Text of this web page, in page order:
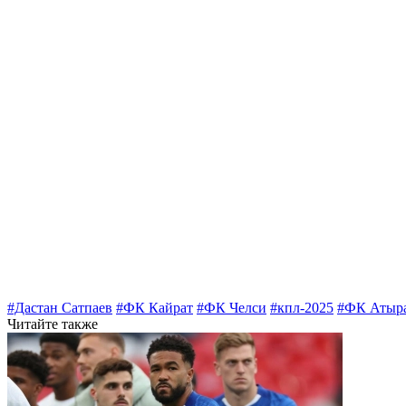
#Дастан Сатпаев #ФК Кайрат #ФК Челси #кпл-2025 #ФК
Читайте также